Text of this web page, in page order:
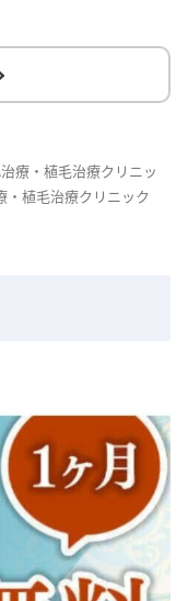
療・植毛治療クリニッ
・植毛治療クリニック